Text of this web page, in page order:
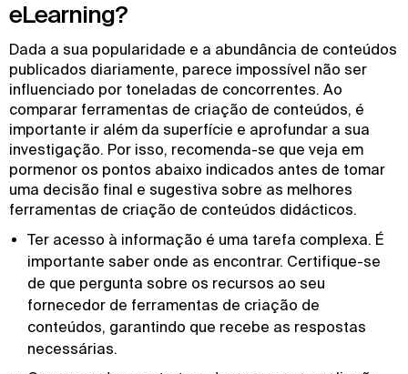
eLearning?
Dada a sua popularidade e a abundância de conteúdos
publicados diariamente, parece impossível não ser
influenciado por toneladas de concorrentes. Ao
comparar ferramentas de criação de conteúdos, é
importante ir além da superfície e aprofundar a sua
investigação. Por isso, recomenda-se que veja em
pormenor os pontos abaixo indicados antes de tomar
uma decisão final e sugestiva sobre as melhores
ferramentas de criação de conteúdos didácticos.
Ter acesso à informação é uma tarefa complexa. É
importante saber onde as encontrar. Certifique-se
de que pergunta sobre os recursos ao seu
fornecedor de ferramentas de criação de
conteúdos, garantindo que recebe as respostas
necessárias.